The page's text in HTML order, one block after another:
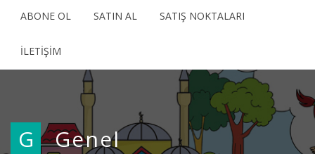
ABONE OL SATIN AL SATIŞ NOKTALARI
İLETİŞİM
G Genel